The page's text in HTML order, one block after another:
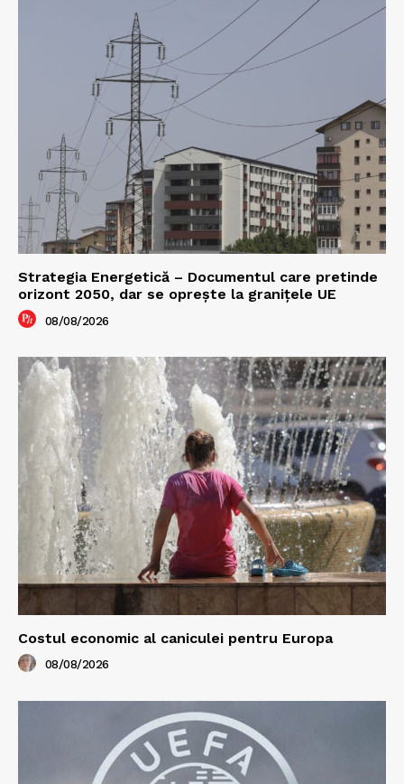
Strategia Energetică – Documentul care pretinde
orizont 2050, dar se oprește la granițele UE
08/08/2026
Costul economic al caniculei pentru Europa
08/08/2026